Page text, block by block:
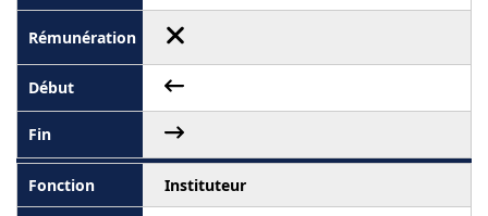
Instituteur